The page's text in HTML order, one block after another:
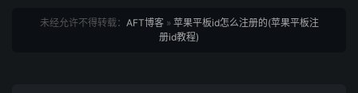
未经允许不得转载： AFT博客» 苹果平板id怎么注册的(苹果平板注
册id教程)